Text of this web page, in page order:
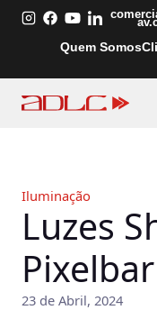
Saltar
para
conteúdo
Quem Somos
Iluminação
Luzes
23 de Abril, 2024